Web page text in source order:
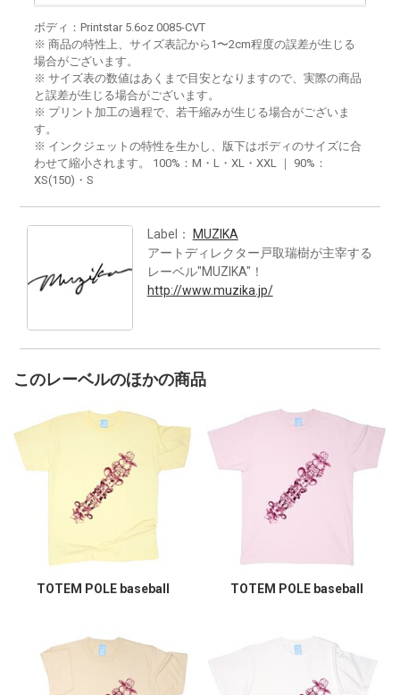
ボディ：Printstar 5.6oz 0085-CVT
※ 商品の特性上、サイズ表記から1〜2cm程度の誤差が生じる
場合がございます。
※ サイズ表の数値はあくまで目安となりますので、実際の商品
と誤差が生じる場合がございます。
※ プリント加工の過程で、若干縮みが生じる場合がございま
す。
※ インクジェットの特性を生かし、版下はボディのサイズに合
わせて縮小されます。 100%：M・L・XL・XXL ｜ 90%：
XS(150)・S
Label：
MUZIKA
アートディレクター戸取瑞樹が主宰する
レーベル"MUZIKA"！
http://www.muzika.jp/
このレーベルのほかの商品
TOTEM POLE baseball TOTEM POLE baseball